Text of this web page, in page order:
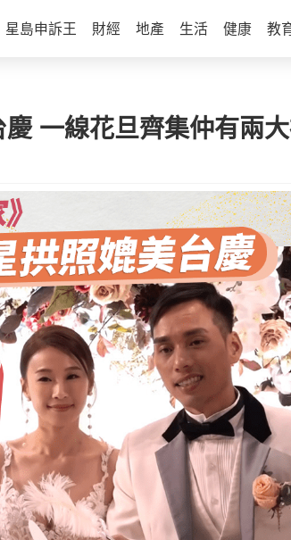
星島申訴王 財經 地產 生活 健康 教
一線花旦齊集仲有兩